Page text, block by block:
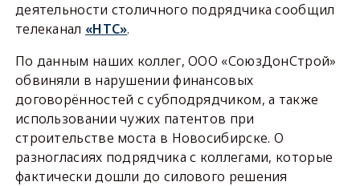
деятельности столичного подрядчика сообщил
телеканал «НТС».
По данным наших коллег, ООО «СоюзДонСтрой»
обвиняли в нарушении финансовых
договорённостей с субподрядчиком, а также
использовании чужих патентов при
строительстве моста в Новосибирске. О
разногласиях подрядчика с коллегами, которые
фактически дошли до силового решения